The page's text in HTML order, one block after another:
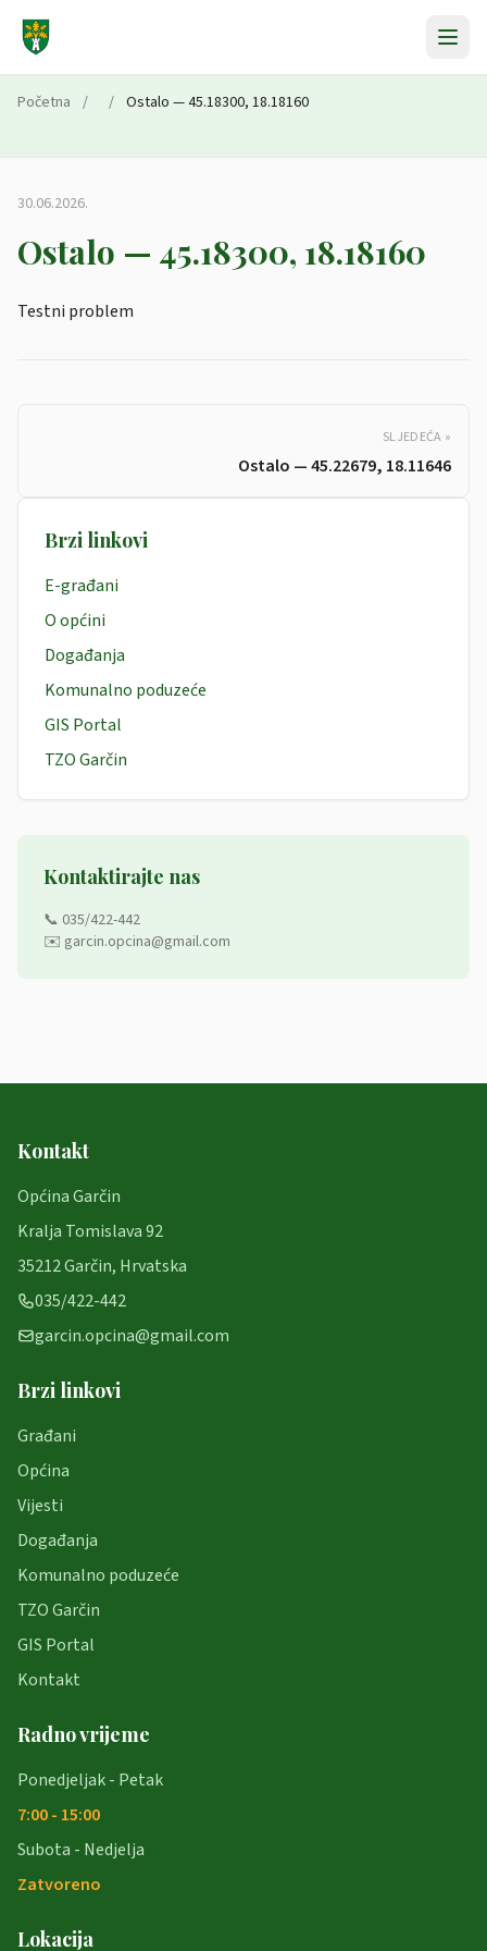
Početna / / Ostalo — 45.18300, 18.18160
30.06.2026.
Ostalo — 45.18300, 18.18160
Testni problem
SLJEDEĆA »
Ostalo — 45.22679, 18.11646
Brzi linkovi
E-građani
O općini
Događanja
Komunalno poduzeće
GIS Portal
TZO Garčin
Kontaktirajte nas
📞 035/422-442
✉️ garcin.opcina@gmail.com
Kontakt
Općina Garčin
Kralja Tomislava 92
35212 Garčin, Hrvatska
035/422-442
garcin.opcina@gmail.com
Brzi linkovi
Građani
Općina
Vijesti
Događanja
Komunalno poduzeće
TZO Garčin
GIS Portal
Kontakt
Radno vrijeme
Ponedjeljak - Petak
7:00 - 15:00
Subota - Nedjelja
Zatvoreno
Lokacija